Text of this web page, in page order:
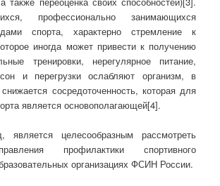
профессионально занимающихся
спорта, характерно стремление к
иногда может привести к получению
тренировки, нерегулярное питание,
и перегрузки ослабляют организм, в
снижается сосредоточенность, которая для
является основополагающей[4].
целесообразным рассмотреть
профилактики спортивного
организациях ФСИН России.